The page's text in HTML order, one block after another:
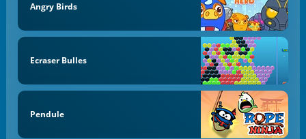
Angry Birds
Ecraser Bulles
Pendule